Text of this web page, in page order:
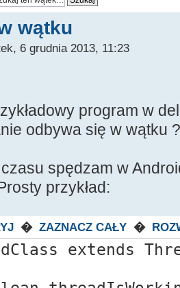
wątku
6 grudnia 2013, 11:23
program w
odbywa się w wątku
spędzam w
przykład:
� ZAZNACZ CAŁY �
extends